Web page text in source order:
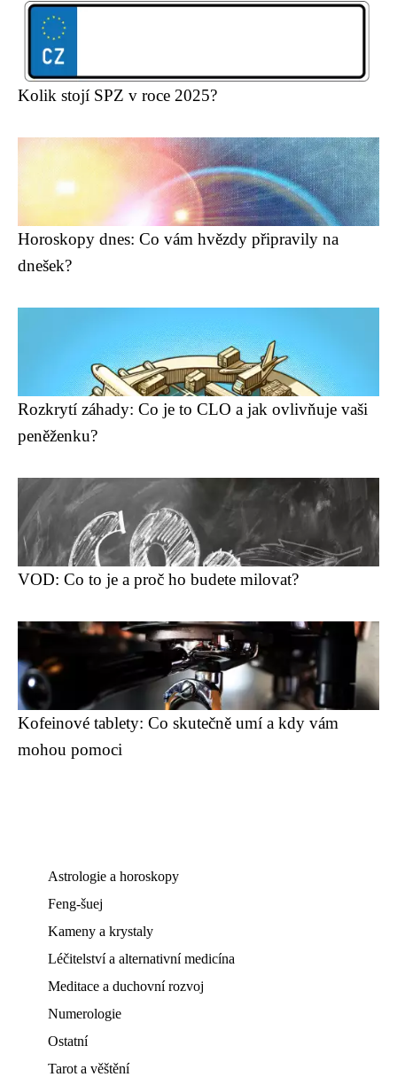
Kolik stojí SPZ v roce 2025?
Horoskopy dnes: Co vám hvězdy připravily na
dnešek?
Rozkrytí záhady: Co je to CLO a jak ovlivňuje vaši
peněženku?
VOD: Co to je a proč ho budete milovat?
Kofeinové tablety: Co skutečně umí a kdy vám
mohou pomoci
Astrologie a horoskopy
Feng-šuej
Kameny a krystaly
Léčitelství a alternativní medicína
Meditace a duchovní rozvoj
Numerologie
Ostatní
Tarot a věštění